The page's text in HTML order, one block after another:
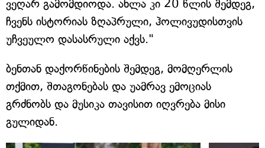
ვეღარ გამომდიოდა. ახლა კი 20 წლის შემდეგ,
ჩვენს ისტორიას ზღაპრული, ჰოლივუდისთვის
უჩვეულო დასასრული აქვს."
ბენთან დაქორწინების შემდეგ, მომღერლის
თქმით, შთაგონებას და უამრავ ემოციას
გრძნობს და მუსიკა თავისით იღვრება მისი
გულიდან.